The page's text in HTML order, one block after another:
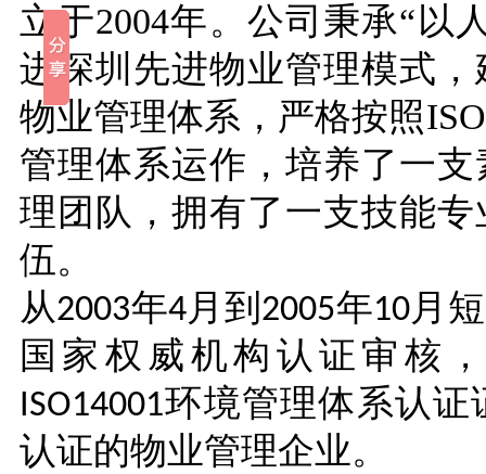
立于2004年。公司秉承“以
进深圳先进物业管理模式
物业管理体系，严格按照
管理体系运作，培养了一
理团队，拥有了一支技能
伍。
从2003年4月到2005年10月
国家权威机构认证审核
ISO14001环境管理体系认证
认证的物业管理企业。